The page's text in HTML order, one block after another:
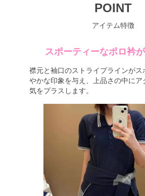
POINT
アイテム特徴
スポーティーなポロ衿
襟元と袖口のストライプラインがス
やかな印象を与え、上品さの中にア
気をプラスします。